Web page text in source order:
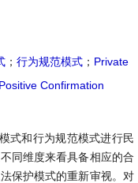
； 行为规范模式 ； Private
Positive Confirmation
式和行为规范模式进行民
同维度来看具备相应的合
保护模式的重新审视。对